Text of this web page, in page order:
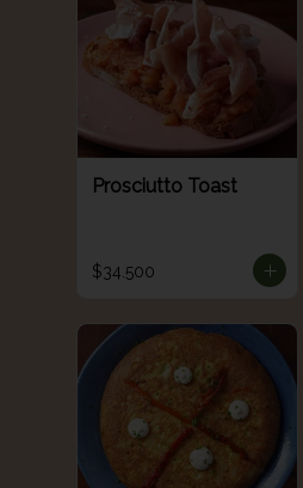
Prosciutto Toast
$34.500